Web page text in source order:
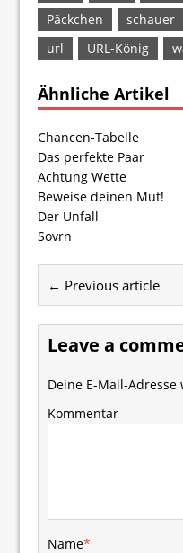
Päckchen
schauer
url
URL-König
Ähnliche Artikel
Chancen-Tabelle
Das perfekte Paar
Achtung Wette
Beweise deinen Mut!
Der Unfall
Sovrn
← Previous article
Leave a
Deine E-Mail-
Kommentar
Name*